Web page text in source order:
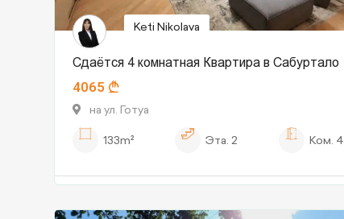
Keti Nikolava
Сдаётся 4 комнатная Квартира в Сабуртало
4065
на ул. Готуа
133m²
Эта. 2 Ком. 4